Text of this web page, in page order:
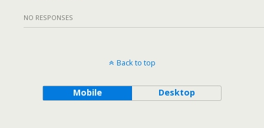
NO RESPONSES
Back to top
Mobile Desktop